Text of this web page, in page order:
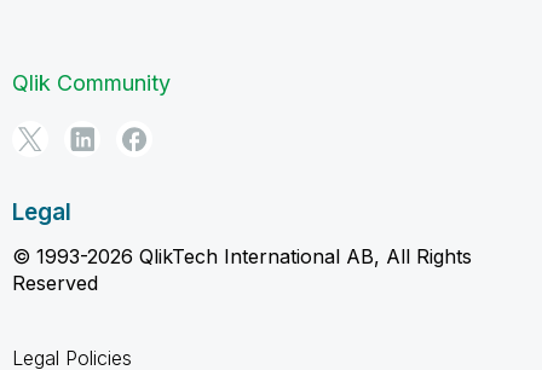
Qlik Community
Legal
© 1993-2026 QlikTech International AB, All Rights
Reserved
Legal Policies